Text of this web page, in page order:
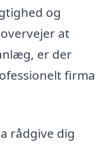
og
at
er der
firma
rådgive dig